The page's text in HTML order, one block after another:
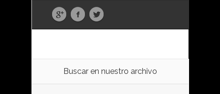
Buscar en nuestro archivo